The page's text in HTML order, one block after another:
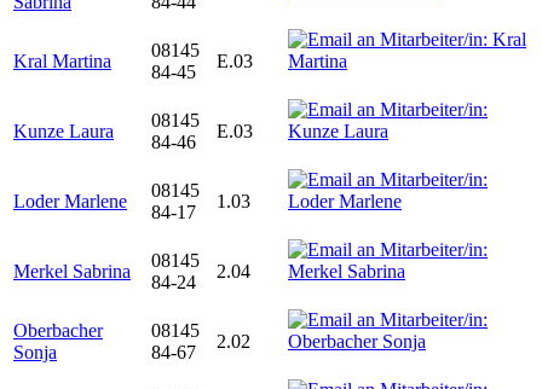
Kral Martina
08145
84-45
E.03
Kunze Laura
08145
84-46
E.03
Loder Marlene
08145
84-17
1.03
Merkel Sabrina
08145
84-24
2.04
Oberbacher
Sonja
08145
84-67
2.02